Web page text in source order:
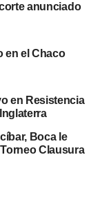
anunciado
en el Chaco
en Resistencia
Boca le
Clausura